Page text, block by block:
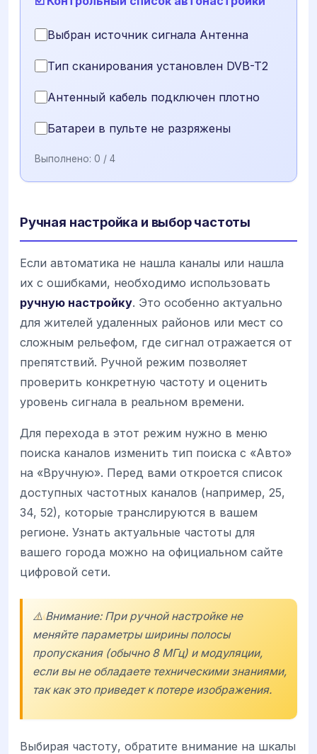
Выбран источник сигнала Антенна
Тип сканирования установлен DVB-T2
Антенный кабель подключен плотно
Батареи в пульте не разряжены
Выполнено: 0 / 4
Ручная настройка и выбор частоты
Если автоматика не нашла каналы или нашла
их с ошибками, необходимо использовать
ручную настройку. Это особенно актуально
для жителей удаленных районов или мест со
сложным рельефом, где сигнал отражается от
препятствий. Ручной режим позволяет
проверить конкретную частоту и оценить
уровень сигнала в реальном времени.
Для перехода в этот режим нужно в меню
поиска каналов изменить тип поиска с «Авто»
на «Вручную». Перед вами откроется список
доступных частотных каналов (например, 25,
34, 52), которые транслируются в вашем
регионе. Узнать актуальные частоты для
вашего города можно на официальном сайте
цифровой сети.
⚠️ Внимание: При ручной настройке не
меняйте параметры ширины полосы
пропускания (обычно 8 МГц) и модуляции,
если вы не обладаете техническими знаниями,
так как это приведет к потере изображения.
Выбирая частоту, обратите внимание на шкалы